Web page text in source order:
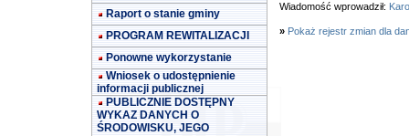
Raport o stanie gminy
PROGRAM REWITALIZACJI
Ponowne wykorzystanie
Wniosek o udostępnienie
informacji publicznej
PUBLICZNIE DOSTĘPNY
WYKAZ DANYCH O
ŚRODOWISKU, JEGO
Wiadomość wprowadził:
» Pokaż rejestr zmian dla